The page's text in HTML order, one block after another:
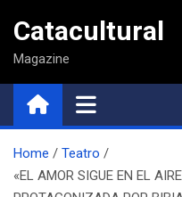
contenido
Catacultural
Magazine
Home
Teatro
«EL AMOR SIGUE EN EL